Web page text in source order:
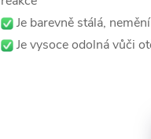
Je barevně stálá,
Je vysoce odolná vůči